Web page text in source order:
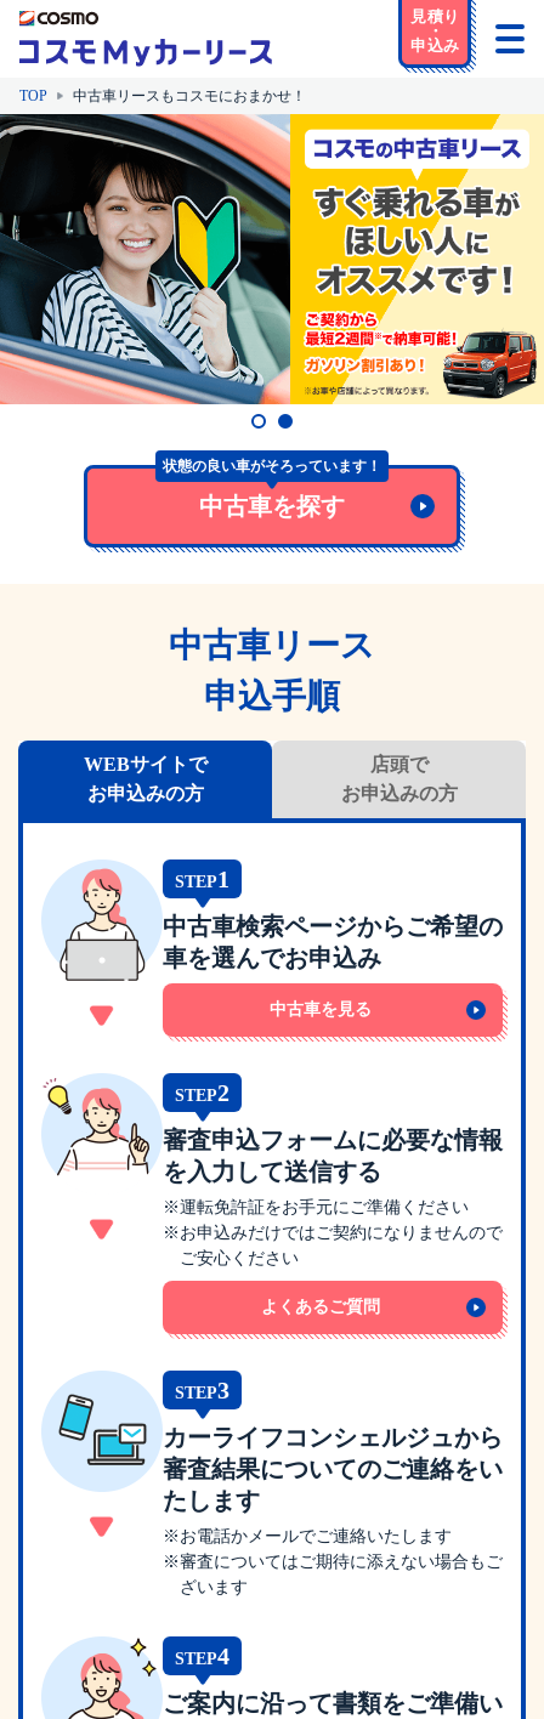
TOP 中古車リースもコスモにおまかせ！
中古車リースもコスモにおまかせ！
状態の良い車がそろっています！
中古車を探す
中古車リース
申込手順
WEBサイトで
お申込みの方
店頭で
お申込みの方
STEP1
中古車検索ページからご希望の
車を選んでお申込み
中古車を見る
STEP2
審査申込フォームに必要な情報
を入力して送信する
※運転免許証をお手元にご準備ください
※お申込みだけではご契約になりませんので
ご安心ください
よくあるご質問
STEP3
カーライフコンシェルジュから
審査結果についてのご連絡をい
たします
※お電話かメールでご連絡いたします
※審査についてはご期待に添えない場合もご
ざいます
STEP4
ご案内に沿って書類をご準備い